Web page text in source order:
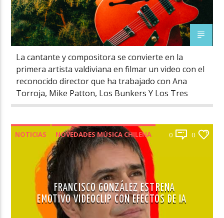
La cantante y compositora se convierte en la
primera artista valdiviana en filmar un video con el
reconocido director que ha trabajado con Ana
Torroja, Mike Patton, Los Bunkers Y Los Tres
NOTICIAS NOVEDADES MÚSICA CHILENA 0 0
FRANCISCO GONZÁLEZ ESTRENA
EMOTIVO VIDEOCLIP CON EFECTOS DE IA